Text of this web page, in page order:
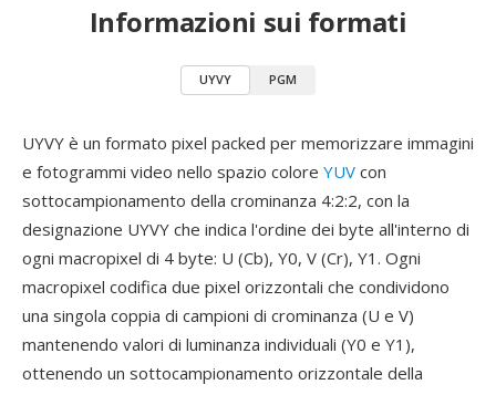
Informazioni sui formati
UYVY PGM
UYVY è un formato pixel packed per memorizzare immagini
e fotogrammi video nello spazio colore YUV con
sottocampionamento della crominanza 4:2:2, con la
designazione UYVY che indica l'ordine dei byte all'interno di
ogni macropixel di 4 byte: U (Cb), Y0, V (Cr), Y1. Ogni
macropixel codifica due pixel orizzontali che condividono
una singola coppia di campioni di crominanza (U e V)
mantenendo valori di luminanza individuali (Y0 e Y1),
ottenendo un sottocampionamento orizzontale della